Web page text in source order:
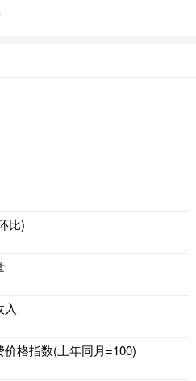
比)
入
格指数(上年同月=100)